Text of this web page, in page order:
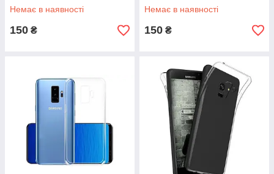
Немає в наявності
150 ₴
Немає в наявності
150 ₴